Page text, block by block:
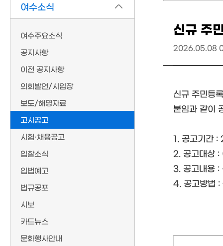
여수소식
여수주요소식
공지사항
이전 공지사항
의회발언/시입장
보도/해명자료
고시공고
시험·채용공고
입찰소식
입법예고
법규공포
시보
카드뉴스
문화행사안내
신규 주
2026.05.08
신규 주민등
붙임과 같이
1. 공고기간
2. 공고대상
3. 공고내용 :
4. 공고방법 :